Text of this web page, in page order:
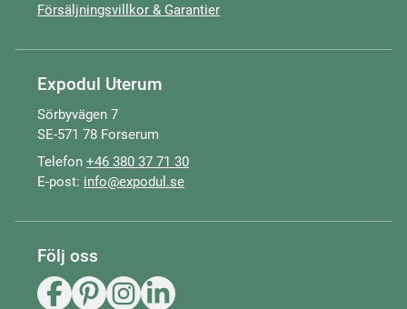
Försäljningsvillkor & Garantier
Expodul Uterum
Sörbyvägen 7
SE-571 78 Forserum
Telefon +46 380 37 71 30
E-post: info@expodul.se
Följ oss